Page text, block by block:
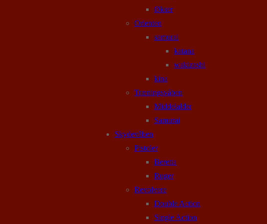
Økser
Orienten
samurai
katana
wakizashi
kina
Træningsvåben
Middelalder
Samurai
Skydevåben
Pistoler
Beretta
Ruger
Revolvere
Double Action
Single Action